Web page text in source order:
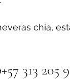
chia,
313 205